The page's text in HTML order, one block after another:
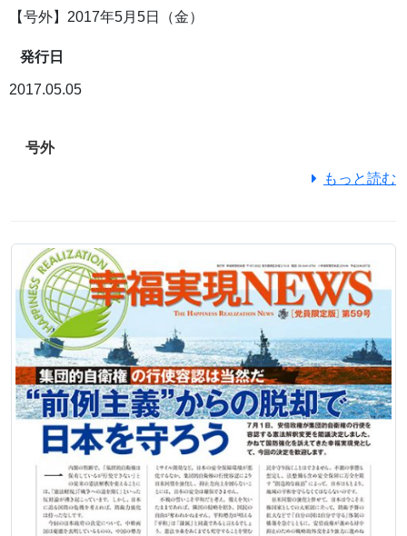
【号外】2017年5月5日（金）
発行日
2017.05.05
号外
もっと読む